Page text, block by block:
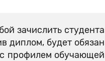
зачислить студента
диплом, будет обязан
с профилем обучающей